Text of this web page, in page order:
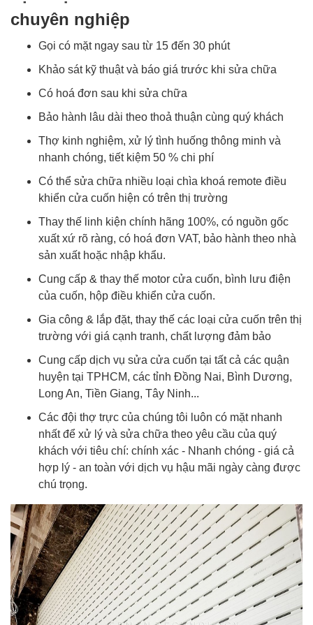
chuyên nghiệp
Gọi có mặt ngay sau từ 15 đến 30 phút
Khảo sát kỹ thuật và báo giá trước khi sửa chữa
Có hoá đơn sau khi sửa chữa
Bảo hành lâu dài theo thoả thuận cùng quý khách
Thợ kinh nghiệm, xử lý tình huống thông minh và
nhanh chóng, tiết kiệm 50 % chi phí
Có thể sửa chữa nhiều loại chìa khoá remote điều
khiển cửa cuốn hiện có trên thị trường
Thay thế linh kiện chính hãng 100%, có nguồn gốc
xuất xứ rõ ràng, có hoá đơn VAT, bảo hành theo nhà
sản xuất hoặc nhập khẩu.
Cung cấp & thay thế motor cửa cuốn, bình lưu điện
của cuốn, hộp điều khiển cửa cuốn.
Gia công & lắp đặt, thay thế các loại cửa cuốn trên thị
trường với giá cạnh tranh, chất lượng đảm bảo
Cung cấp dịch vụ sửa cửa cuốn tại tất cả các quận
huyện tại TPHCM, các tỉnh Đồng Nai, Bình Dương,
Long An, Tiền Giang, Tây Ninh...
Các đội thợ trực của chúng tôi luôn có mặt nhanh
nhất để xử lý và sửa chữa theo yêu cầu của quý
khách với tiêu chí: chính xác - Nhanh chóng - giá cả
hợp lý - an toàn với dịch vụ hậu mãi ngày càng được
chú trọng.